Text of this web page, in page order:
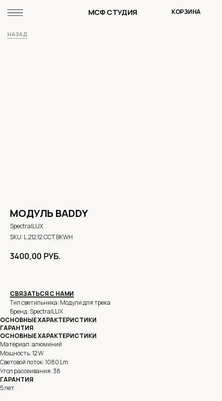
МСФ СТУДИЯ КОРЗИНА
НАЗАД
МОДУЛЬ BADDY
SpectralLUX
SKU:L.212.12.CCT.BKWH
3400,00 РУБ.
СВЯЗАТЬСЯ С НАМИ
Тип светильника: Модули для трека
Бренд: SpectralLUX
ОСНОВНЫЕ ХАРАКТЕРИСТИКИ
ГАРАНТИЯ
ОСНОВНЫЕ ХАРАКТЕРИСТИКИ
Материал: алюминий
Мощность: 12 W
Световой поток: 1080 Lm
Угол рассеивания: 38
ГАРАНТИЯ
5 лет